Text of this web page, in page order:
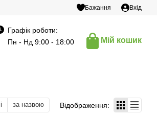
Бажання Вхід
Графік роботи:
Пн - Нд 9:00 - 18:00
Мій кошик
за назвою Відображення: